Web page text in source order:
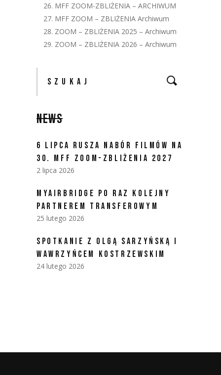
26. MFF ZOOM-ZBLIŻENIA – ARCHIWUM
27. MFF ZOOM – ZBLIŻENIA Archiwum
28. ZOOM – ZBLIŻENIA 2025 – Archiwum
29. ZOOM – ZBLIŻENIA 2026 – Archiwum
NEWS
6 LIPCA RUSZA NABÓR FILMÓW NA
30. MFF ZOOM-ZBLIŻENIA 2027
2 lipca 2026
MYAIRBRIDGE PO RAZ KOLEJNY
PARTNEREM TRANSFEROWYM
25 lutego 2026
SPOTKANIE Z OLGĄ SARZYŃSKĄ I
WAWRZYŃCEM KOSTRZEWSKIM
24 lutego 2026